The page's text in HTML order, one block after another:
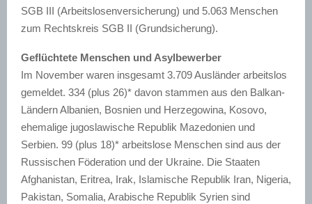
SGB III (Arbeitslosenversicherung) und 5.063 Menschen
zum Rechtskreis SGB II (Grundsicherung).
Geflüchtete Menschen und Asylbewerber
Im November waren insgesamt 3.709 Ausländer arbeitslos
gemeldet. 334 (plus 26)* davon stammen aus den Balkan-
Ländern Albanien, Bosnien und Herzegowina, Kosovo,
ehemalige jugoslawische Republik Mazedonien und
Serbien. 99 (plus 18)* arbeitslose Menschen sind aus der
Russischen Föderation und der Ukraine. Die Staaten
Afghanistan, Eritrea, Irak, Islamische Republik Iran, Nigeria,
Pakistan, Somalia, Arabische Republik Syrien sind